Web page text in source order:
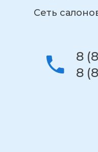
Сеть
8
8